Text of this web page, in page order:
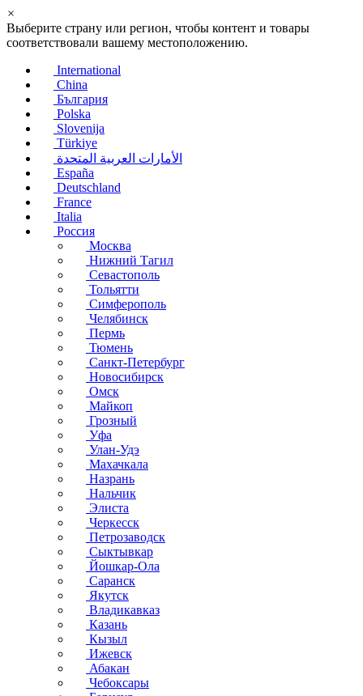
×
Выберите страну или регион, чтобы контент и товары
соответствовали вашему местоположению.
International
China
България
Polska
Slovenija
Türkiye
الأمارات العربية المتحدة
España
Deutschland
France
Italia
Россия
Москва
Нижний Тагил
Севастополь
Тольятти
Симферополь
Челябинск
Пермь
Тюмень
Санкт-Петербург
Новосибирск
Омск
Майкоп
Грозный
Уфа
Улан-Удэ
Махачкала
Назрань
Нальчик
Элиста
Черкесск
Петрозаводск
Сыктывкар
Йошкар-Ола
Саранск
Якутск
Владикавказ
Казань
Кызыл
Ижевск
Абакан
Чебоксары